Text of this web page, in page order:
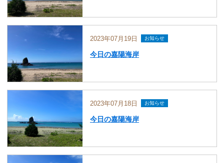
2023年07月19日 お知らせ
今日の嘉陽海岸
2023年07月18日 お知らせ
今日の嘉陽海岸